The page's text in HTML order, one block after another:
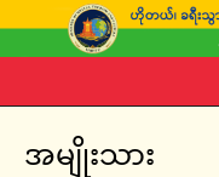
အမျိုးသား